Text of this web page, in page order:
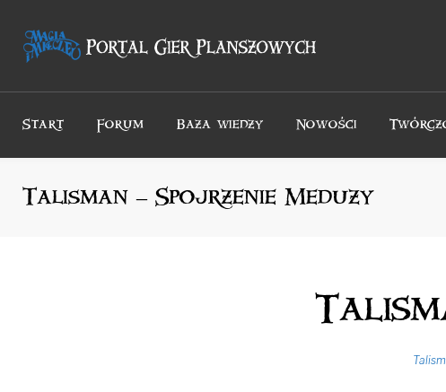
Start Forum Baza wiedzy Nowości
Talisman – Spojrzenie Meduzy